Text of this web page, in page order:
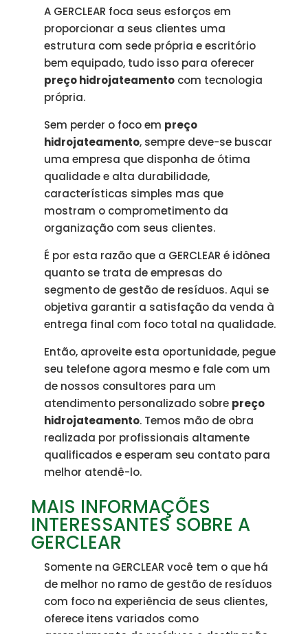
A GERCLEAR foca seus esforços em
proporcionar a seus clientes uma
estrutura com sede própria e escritório
bem equipado, tudo isso para oferecer
preço hidrojateamento com tecnologia
própria.
Sem perder o foco em preço
hidrojateamento, sempre deve-se buscar
uma empresa que disponha de ótima
qualidade e alta durabilidade,
características simples mas que
mostram o comprometimento da
organização com seus clientes.
É por esta razão que a GERCLEAR é idônea
quanto se trata de empresas do
segmento de gestão de resíduos. Aqui se
objetiva garantir a satisfação da venda à
entrega final com foco total na qualidade.
Então, aproveite esta oportunidade, pegue
seu telefone agora mesmo e fale com um
de nossos consultores para um
atendimento personalizado sobre preço
hidrojateamento. Temos mão de obra
realizada por profissionais altamente
qualificados e esperam seu contato para
melhor atendê-lo.
MAIS INFORMAÇÕES
INTERESSANTES SOBRE A
GERCLEAR
Somente na GERCLEAR você tem o que há
de melhor no ramo de gestão de resíduos
com foco na experiência de seus clientes,
oferece itens variados como